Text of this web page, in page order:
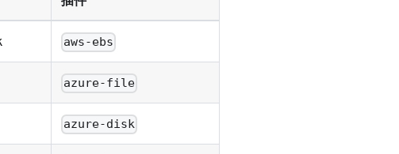
aws-ebs
azure-file
azure-disk